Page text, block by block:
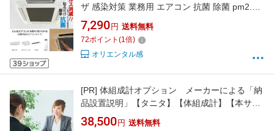
ザ 感染対策 業務用 エアコン 抗菌 除菌 pm2.5
細菌 花粉 ほこり アレルギー カビ 臭い におい
脱臭 消臭 風邪 インフルエンザ コロナウィルス
油 炭 たばこ ヤニ 煙 空気清浄機 洗浄 掃除 会社
オフィス 店舗
7,290 円 送料無料
72ポイント (1倍)
オリエンタル感
[PR] 体組成計オプション メーカーによる「納
品設置説明」【タニタ】【体組成計】【本サー
ビスのみでご依頼は出来ません】
38,500 円 送料無料